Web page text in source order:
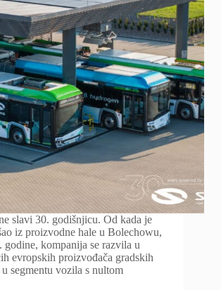
slavi 30. godišnjicu. Od kada je
iz proizvodne hale u Bolechowu,
godine, kompanija se razvila u
evropskih proizvođača gradskih
segmentu vozila s nultom